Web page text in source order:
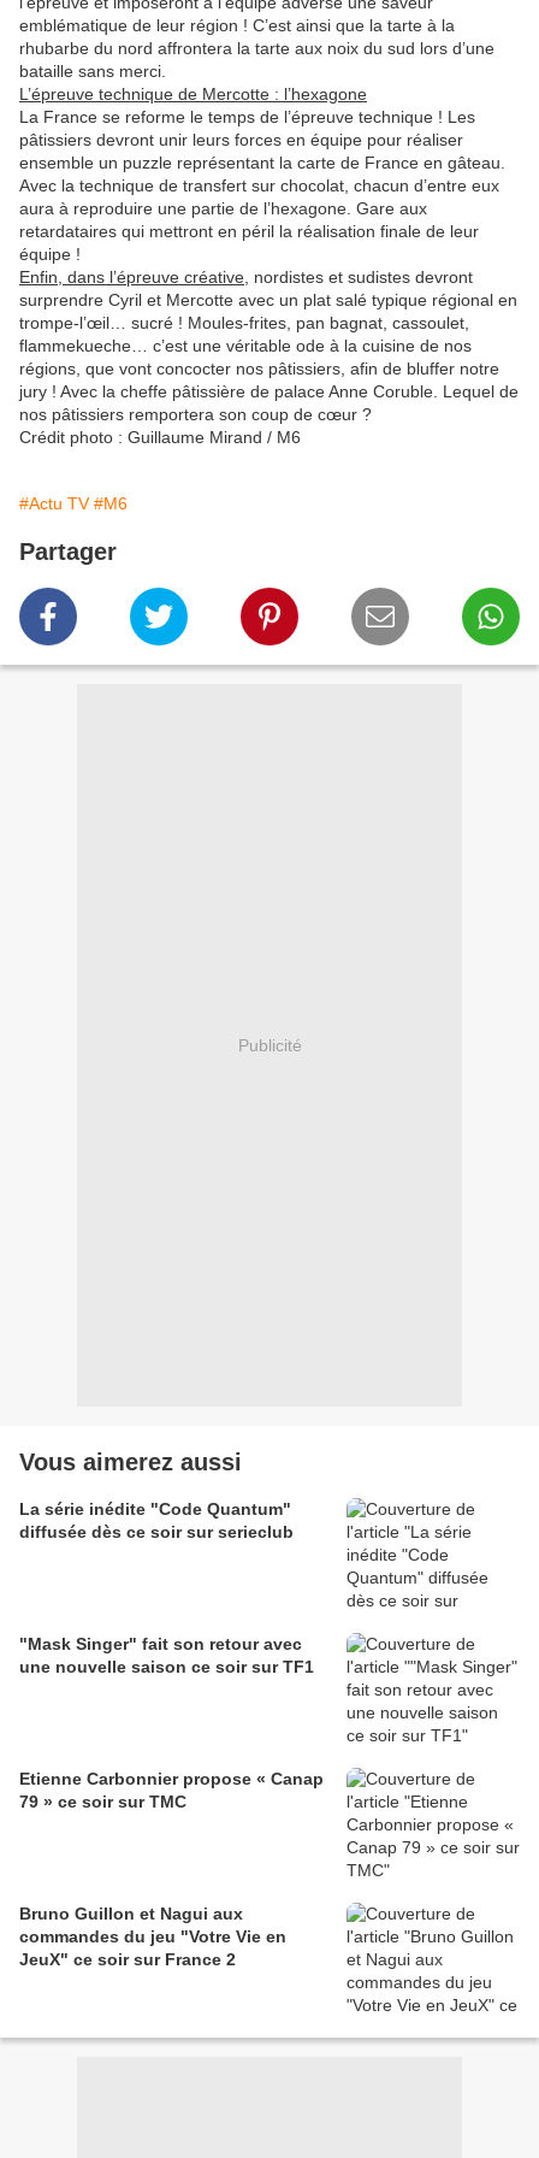
emblématique de leur région ! C’est ainsi que la tarte à la
rhubarbe du nord affrontera la tarte aux noix du sud lors d’une
bataille sans merci.
L’épreuve technique de Mercotte : l’hexagone
La France se reforme le temps de l’épreuve technique ! Les
pâtissiers devront unir leurs forces en équipe pour réaliser
ensemble un puzzle représentant la carte de France en gâteau.
Avec la technique de transfert sur chocolat, chacun d’entre eux
aura à reproduire une partie de l’hexagone. Gare aux
retardataires qui mettront en péril la réalisation finale de leur
équipe !
Enfin, dans l’épreuve créative , nordistes et sudistes devront
surprendre Cyril et Mercotte avec un plat salé typique régional en
trompe-l’œil… sucré ! Moules-frites, pan bagnat, cassoulet,
flammekueche… c’est une véritable ode à la cuisine de nos
régions, que vont concocter nos pâtissiers, afin de bluffer notre
jury ! Avec la cheffe pâtissière de palace Anne Coruble. Lequel de
nos pâtissiers remportera son coup de cœur ?
Crédit photo : Guillaume Mirand / M6
#Actu TV #M6
Partager
Publicité
Vous aimerez aussi
La série inédite "Code Quantum"
diffusée dès ce soir sur serieclub
"Mask Singer" fait son retour avec
une nouvelle saison ce soir sur TF1
Etienne Carbonnier propose « Canap
79 » ce soir sur TMC
Bruno Guillon et Nagui aux
commandes du jeu "Votre Vie en
JeuX" ce soir sur France 2